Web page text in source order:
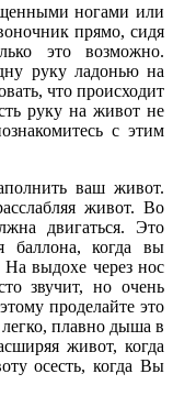
ногами или
прямо, сидя
это возможно.
руку ладонью на
что происходит
руку на живот не
с этим
ваш живот.
живот. Во
двигаться. Это
баллона, когда вы
На выдохе через нос
звучит, но очень
проделайте это
плавно дыша в
живот, когда
осесть, когда Вы